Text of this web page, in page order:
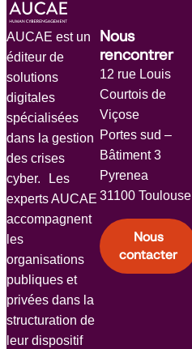
AUCAE est un
éditeur de
solutions
digitales
spécialisées
dans la gestion
des crises
cyber. Les
experts AUCAE
accompagnent
les
organisations
publiques et
privées dans la
structuration de
leur dispositif
Nous
rencontrer
12 rue Louis
Courtois de
Viçose
Portes sud –
Bâtiment 3
Pyrenea
31100 Toulouse
Nous
contacter